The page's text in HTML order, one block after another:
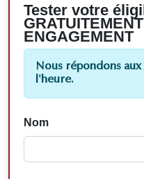
Tester votre
ENGAGEMENT
Nous répondons
l'heure.
Nom